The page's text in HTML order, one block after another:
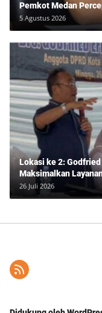
Pemkot Medan
5 Agustus 2026
Lokasi ke 2:
Maksimalkan
Pendidikan
26 Juli 2026